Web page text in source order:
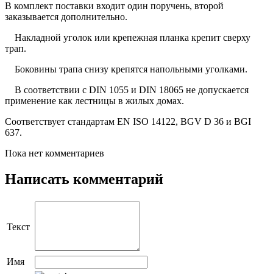
В комплект поставки входит один поручень, второй
заказывается дополнительно.
Накладной уголок или крепежная планка крепит сверху
трап.
Боковины трапа снизу крепятся напольными уголками.
В соответствии с DIN 1055 и DIN 18065 не допускается
применение как лестницы в жилых домах.
Соответствует стандартам EN ISO 14122, BGV D 36 и BGI
637.
Пока нет комментариев
Написать комментарий
Текст
Имя